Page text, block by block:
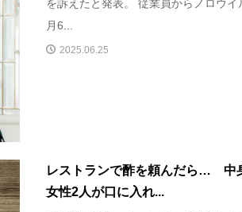
を訴えたと発表。 従業員からノロウ
月6...
2025.06.25
レストランで酢を頼んだら… 中
女性2人が口に入れ...